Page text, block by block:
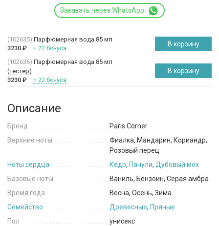
Заказать через WhatsApp
(102635) Парфюмерная вода 85 мл
3230 ₽ + 22 бонуса
В корзину
(102636) Парфюмерная вода 85 мл
(тестер)
3230 ₽ + 22 бонуса
В корзину
Описание
Бренд
Paris Corner
Верхние ноты
Фиалка, Мандарин, Кориандр,
Розовый перец
Ноты сердца
Кедр, Пачули, Дубовый мох
Базовые ноты
Ваниль, Бензоин, Серая амбра
Время года
Весна, Осень, Зима
Семейство
Древесные, Пряные
Пол
унисекс